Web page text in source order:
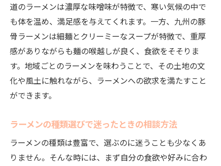
道のラーメンは濃厚な味噌味が特徴で、寒い気候の中で
も体を温め、満足感を与えてくれます。一方、九州の豚
骨ラーメンは細麺とクリーミーなスープが特徴で、重厚
感がありながらも麺の喉越しが良く、食欲をそそりま
す。地域ごとのラーメンを味わうことで、その土地の文
化や風土に触れながら、ラーメンへの欲求を満たすこと
ができます。
ラーメンの種類選びで迷ったときの相談方法
ラーメンの種類は豊富で、選ぶのに迷うことも少なくあ
りません。そんな時には、まず自分の食欲や好みに合わ